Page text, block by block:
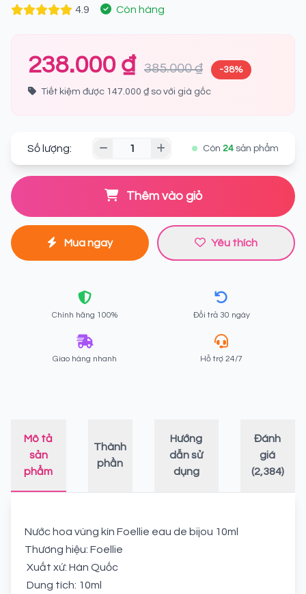
4.9 Còn hàng
238.000 ₫ 385.000 ₫ -38%
Tiết kiệm được 147.000 ₫ so với giá gốc
Số lượng: Còn 24 sản phẩm
Thêm vào giỏ
Mua ngay Yêu thích
Chính hãng 100% Đổi trả 30 ngày
Giao hàng nhanh Hỗ trợ 24/7
Mô tả
sản
phẩm
Thành
phần
Hướng
dẫn sử
dụng
Đánh
giá
(2,384)
Nước hoa vùng kín Foellie eau de bijou 10ml
Thương hiệu: Foellie
Xuất xứ: Hàn Quốc
Dung tích: 10ml